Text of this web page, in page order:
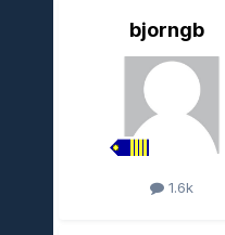
bjorngb
1.6k